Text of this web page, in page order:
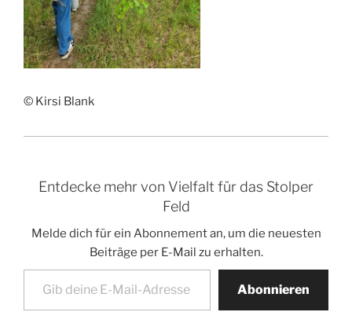
© Kirsi Blank
Entdecke mehr von Vielfalt für das Stolper
Feld
Melde dich für ein Abonnement an, um die neuesten
Beiträge per E-Mail zu erhalten.
Gib deine E-Mail-Adresse ein ...
Abonnieren